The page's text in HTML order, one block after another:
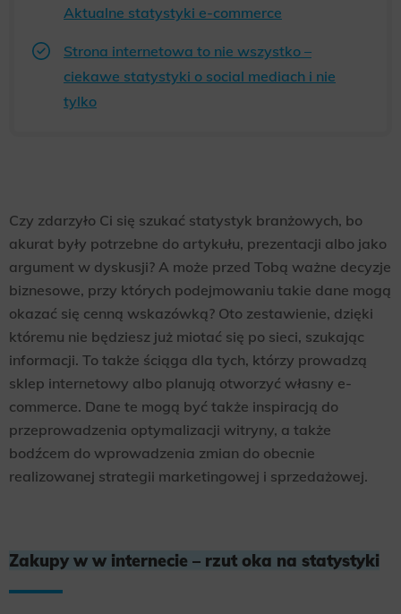
Aktualne statystyki e-commerce
Strona internetowa to nie wszystko –
ciekawe statystyki o social mediach i nie
tylko
Czy zdarzyło Ci się szukać statystyk branżowych, bo
akurat były potrzebne do artykułu, prezentacji albo jako
argument w dyskusji? A może przed Tobą ważne decyzje
biznesowe, przy których podejmowaniu takie dane mogą
okazać się cenną wskazówką? Oto zestawienie, dzięki
któremu nie będziesz już miotać się po sieci, szukając
informacji. To także ściąga dla tych, którzy prowadzą
sklep internetowy albo planują otworzyć własny e-
commerce. Dane te mogą być także inspiracją do
przeprowadzenia optymalizacji witryny, a także
bodźcem do wprowadzenia zmian do obecnie
realizowanej strategii marketingowej i sprzedażowej.
Zakupy w w internecie – rzut oka na statystyki